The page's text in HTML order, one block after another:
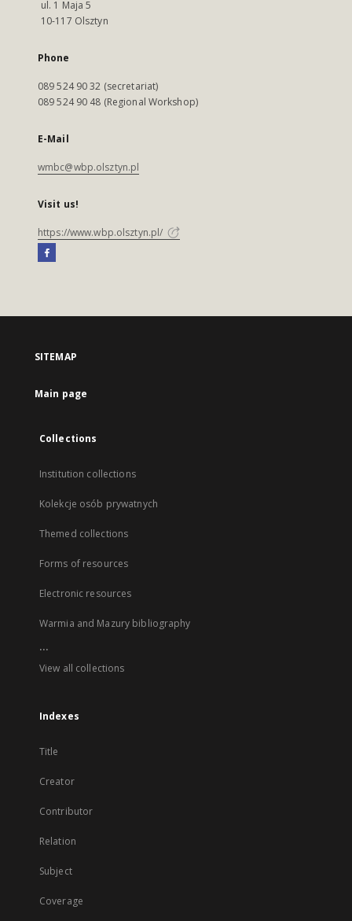
ul. 1 Maja 5
10-117 Olsztyn
Phone
089 524 90 32 (secretariat)
089 524 90 48 (Regional Workshop)
E-Mail
wmbc@wbp.olsztyn.pl
Visit us!
https://www.wbp.olsztyn.pl/
SITEMAP
Main page
Collections
Institution collections
Kolekcje osób prywatnych
Themed collections
Forms of resources
Electronic resources
Warmia and Mazury bibliography
...
View all collections
Indexes
Title
Creator
Contributor
Relation
Subject
Coverage